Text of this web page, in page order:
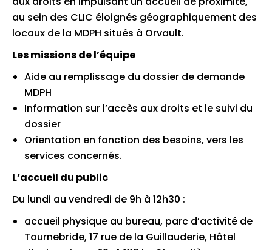
au sein des CLIC éloignés géographiquement des
locaux de la MDPH situés à Orvault.
Les missions de l’équipe
Aide au remplissage du dossier de demande
MDPH
Information sur l’accès aux droits et le suivi du
dossier
Orientation en fonction des besoins, vers les
services concernés.
L’accueil du public
Du lundi au vendredi de 9h à 12h30 :
accueil physique au bureau, parc d’activité de
Tournebride, 17 rue de la Guillauderie, Hôtel